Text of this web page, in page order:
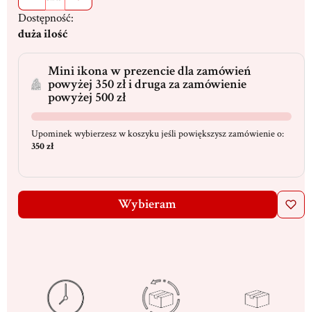
Dostępność:
duża ilość
Mini ikona w prezencie dla zamówień
powyżej 350 zł i druga za zamówienie
powyżej 500 zł
Upominek wybierzesz w koszyku jeśli powiększysz zamówienie o:
350 zł
Wybieram